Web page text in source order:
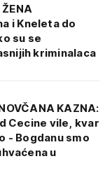
ŽENA
i Kneleta do
su se
kriminalaca
KAZNA:
Cecine vile, kvar
- Bogdanu smo
u